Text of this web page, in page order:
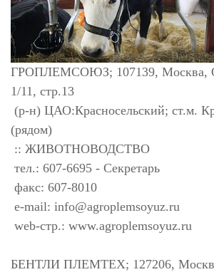
ГРОПЛЕМСОЮЗ; 107139, Москва,
1/11, стр.13
(р-н) ЦАО:Красносельский; ст.м.
(рядом)
:: ЖИВОТНОВОДСТВО
тел.: 607-6695 - Секретарь
факс: 607-8010
e-mail: info@agroplemsoyuz.ru
web-стр.: www.agroplemsoyuz.ru
БЕНТЛИ ПЛЕМТЕХ; 127206,